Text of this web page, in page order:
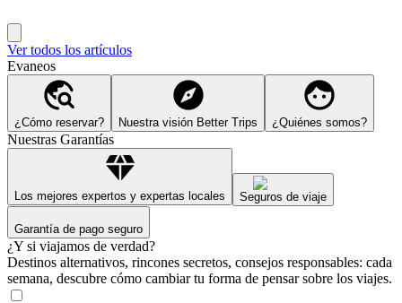
Ver todos los artículos
Evaneos
¿Cómo reservar? Nuestra visión Better Trips ¿Quiénes somos?
Nuestras Garantías
Los mejores expertos y expertas locales Seguros de viaje
Garantía de pago seguro
¿Y si viajamos de verdad?
Destinos alternativos, rincones secretos, consejos responsables: cada
semana, descubre cómo cambiar tu forma de pensar sobre los viajes.